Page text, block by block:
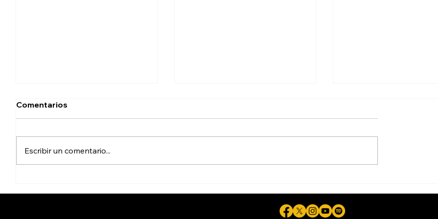
prevenir ludopatía juvenil e
de Guerrero, acusado de
ocultar evidencias de caso
consultas a la
Comentarios
Escribir un comentario...